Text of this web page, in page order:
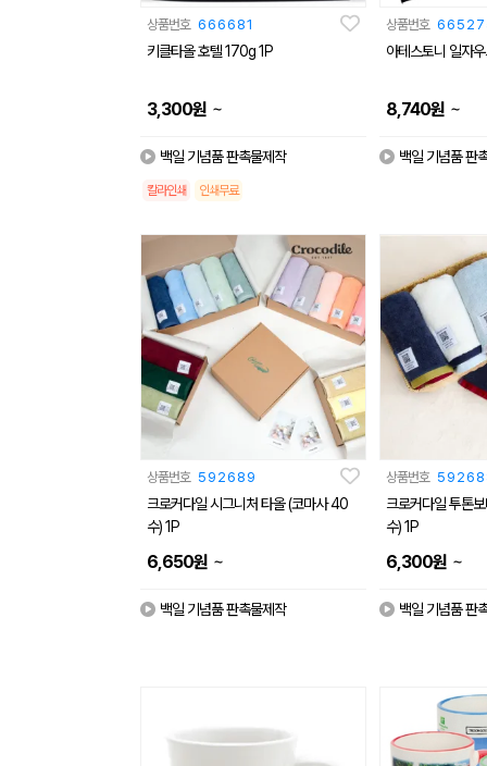
상품번호 666681
키클타올 호텔 170g 1P
3,300원 ~
백일 기념품 판촉물제작
칼라인쇄 인쇄무료
상품번호
아테스토니 일자
8,740원 ~
백일 기념품 판
상품번호 592689
크로커다일 시그니처 타올 (코마사 40
수) 1P
6,650원 ~
백일 기념품 판촉물제작
상품번호
크로커다일 투톤
수) 1P
6,300원 ~
백일 기념품 판